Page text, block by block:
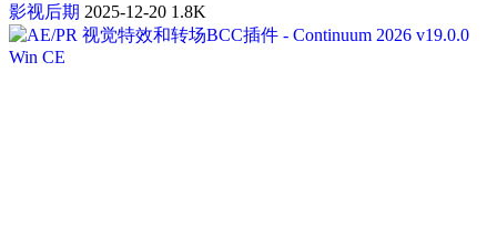
影视后期 2025-12-20 1.8K